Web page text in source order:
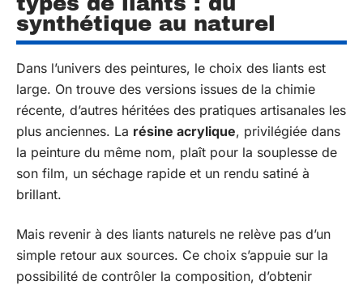
synthétique au naturel
Dans l’univers des peintures, le choix des liants est
large. On trouve des versions issues de la chimie
récente, d’autres héritées des pratiques artisanales les
plus anciennes. La résine acrylique, privilégiée dans
la peinture du même nom, plaît pour la souplesse de
son film, un séchage rapide et un rendu satiné à
brillant.
Mais revenir à des liants naturels ne relève pas d’un
simple retour aux sources. Ce choix s’appuie sur la
possibilité de contrôler la composition, d’obtenir